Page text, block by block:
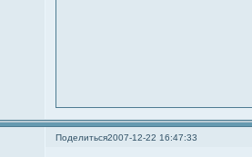
Поделиться2007-12-22 16:47:33